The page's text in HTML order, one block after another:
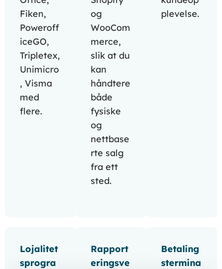
Fiken,
Poweroff
iceGO,
Tripletex,
Unimicro
, Visma
med
flere.
og
WooCom
merce,
slik at du
kan
håndtere
både
fysiske
og
nettbase
rte salg
fra ett
sted.
plevelse.
Lojalitet
sprogra
Rapport
eringsve
Betaling
stermina